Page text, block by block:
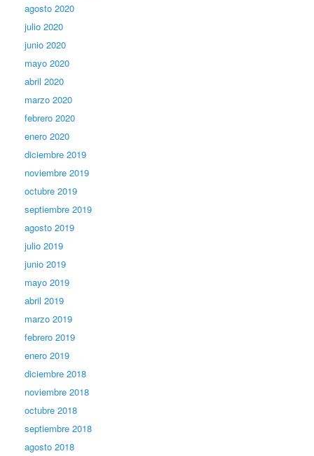
agosto 2020
julio 2020
junio 2020
mayo 2020
abril 2020
marzo 2020
febrero 2020
enero 2020
diciembre 2019
noviembre 2019
octubre 2019
septiembre 2019
agosto 2019
julio 2019
junio 2019
mayo 2019
abril 2019
marzo 2019
febrero 2019
enero 2019
diciembre 2018
noviembre 2018
octubre 2018
septiembre 2018
agosto 2018